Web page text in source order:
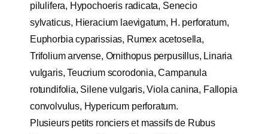
pilulifera, Hypochoeris radicata, Senecio
sylvaticus, Hieracium laevigatum, H. perforatum,
Euphorbia cyparissias, Rumex acetosella,
Trifolium arvense, Ornithopus perpusillus, Linaria
vulgaris, Teucrium scorodonia, Campanula
rotundifolia, Silene vulgaris, Viola canina, Fallopia
convolvulus, Hypericum perforatum.
Plusieurs petits ronciers et massifs de Rubus